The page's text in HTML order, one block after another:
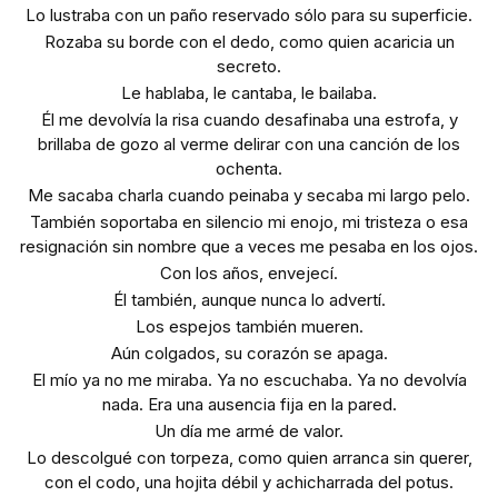
Lo lustraba con un paño reservado sólo para su superficie.
Rozaba su borde con el dedo, como quien acaricia un
secreto.
Le hablaba, le cantaba, le bailaba.
Él me devolvía la risa cuando desafinaba una estrofa, y
brillaba de gozo al verme delirar con una canción de los
ochenta.
Me sacaba charla cuando peinaba y secaba mi largo pelo.
También soportaba en silencio mi enojo, mi tristeza o esa
resignación sin nombre que a veces me pesaba en los ojos.
Con los años, envejecí.
Él también, aunque nunca lo advertí.
Los espejos también mueren.
Aún colgados, su corazón se apaga.
El mío ya no me miraba. Ya no escuchaba. Ya no devolvía
nada. Era una ausencia fija en la pared.
Un día me armé de valor.
Lo descolgué con torpeza, como quien arranca sin querer,
con el codo, una hojita débil y achicharrada del potus.